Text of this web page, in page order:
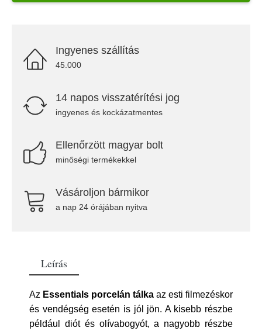
Ingyenes szállítás
45.000
14 napos visszatérítési jog
ingyenes és kockázatmentes
Ellenőrzött magyar bolt
minőségi termékekkel
Vásároljon bármikor
a nap 24 órájában nyitva
Leírás
Az Essentials porcelán tálka az esti filmezéskor
és vendégség esetén is jól jön. A kisebb részbe
például diót és olívabogyót, a nagyobb részbe